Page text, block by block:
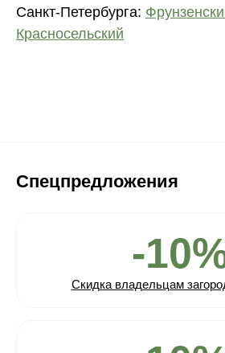
Санкт-Петербурга:
Красносельский
Спецпредложения
-
Скидка владельцам